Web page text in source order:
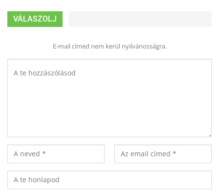
VÁLASZOLJ
E-mail címed nem kerül nyilvánosságra.